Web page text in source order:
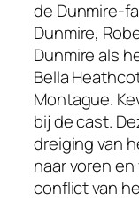
de Dunmire-
Dunmire,
Dunmire als
Bella
Montague.
bij de cast.
dreiging van
naar voren
conflict van